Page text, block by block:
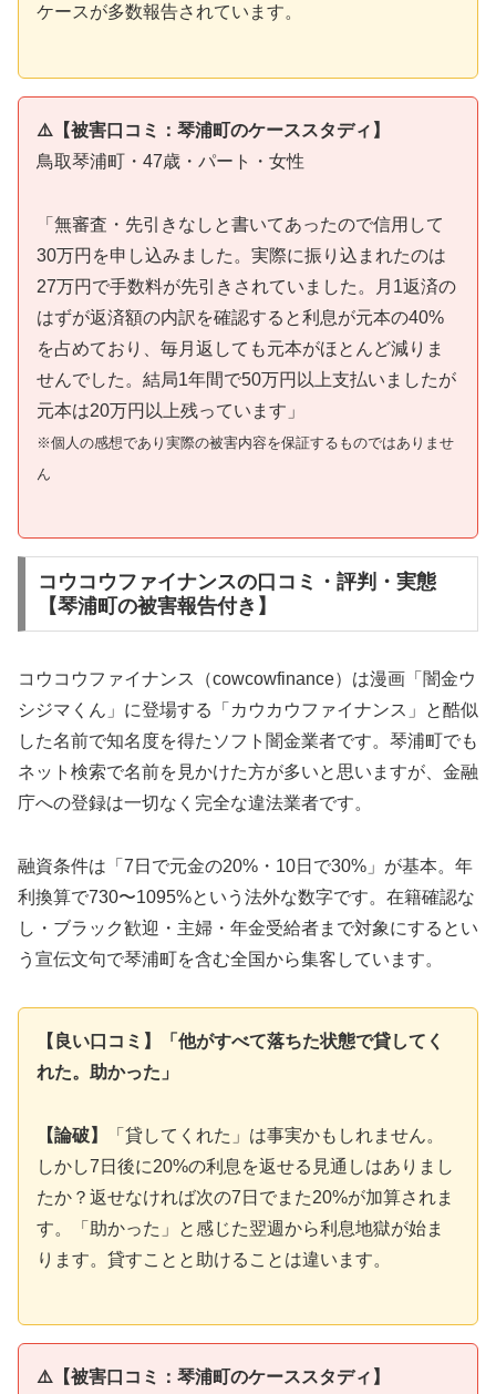
ケースが多数報告されています。
⚠️【被害口コミ：琴浦町のケーススタディ】
鳥取琴浦町・47歳・パート・女性
「無審査・先引きなしと書いてあったので信用して
30万円を申し込みました。実際に振り込まれたのは
27万円で手数料が先引きされていました。月1返済の
はずが返済額の内訳を確認すると利息が元本の40%
を占めており、毎月返しても元本がほとんど減りま
せんでした。結局1年間で50万円以上支払いましたが
元本は20万円以上残っています」
※個人の感想であり実際の被害内容を保証するものではありませ
ん
コウコウファイナンスの口コミ・評判・実態
【琴浦町の被害報告付き】
コウコウファイナンス（cowcowfinance）は漫画「闇金ウ
シジマくん」に登場する「カウカウファイナンス」と酷似
した名前で知名度を得たソフト闇金業者です。琴浦町でも
ネット検索で名前を見かけた方が多いと思いますが、金融
庁への登録は一切なく完全な違法業者です。
融資条件は「7日で元金の20%・10日で30%」が基本。年
利換算で730〜1095%という法外な数字です。在籍確認な
し・ブラック歓迎・主婦・年金受給者まで対象にするとい
う宣伝文句で琴浦町を含む全国から集客しています。
【良い口コミ】「他がすべて落ちた状態で貸してく
れた。助かった」
【論破】
「貸してくれた」は事実かもしれません。
しかし7日後に20%の利息を返せる見通しはありまし
たか？返せなければ次の7日でまた20%が加算されま
す。「助かった」と感じた翌週から利息地獄が始ま
ります。貸すことと助けることは違います。
⚠️【被害口コミ：琴浦町のケーススタディ】